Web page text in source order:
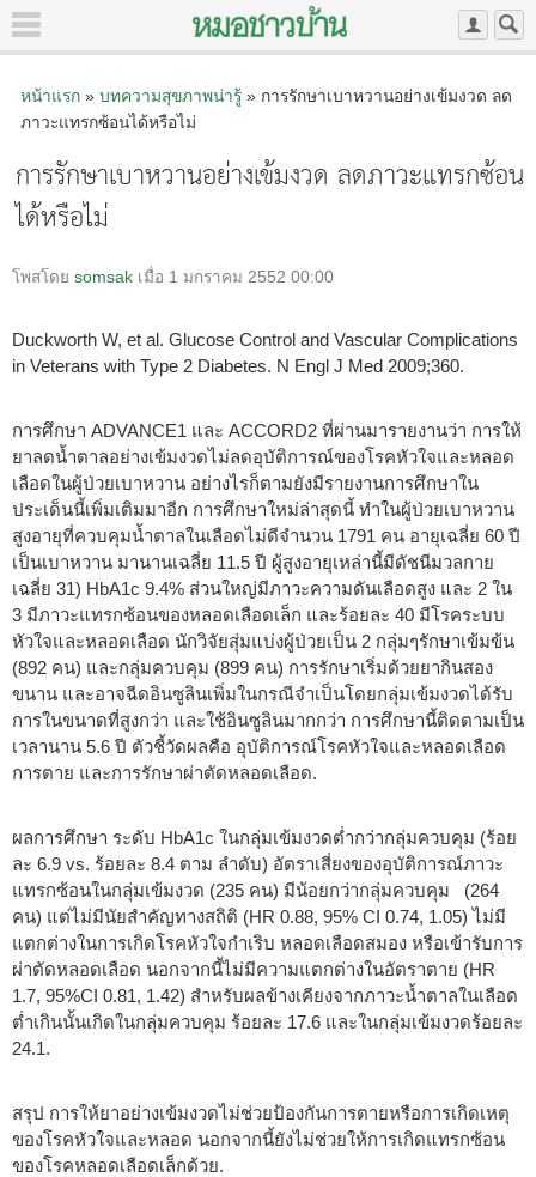
หน้าแรก» บทความสุขภาพน่ารู้» การรักษาเบาหวานอย่างเข้มงวด ลด
ภาวะแทรกซ้อนได้หรือไม่
การรักษาเบาหวานอย่างเข้มงวด ลดภาวะแทรกซ้อน
ได้หรือไม่
โพสโดย somsak เมื่อ 1 มกราคม 2552 00:00
Duckworth W, et al. Glucose Control and Vascular Complications
in Veterans with Type 2 Diabetes. N Engl J Med 2009;360.
การศึกษา ADVANCE1 และ ACCORD2 ที่ผ่านมารายงานว่า การให้
ยาลดน้ำตาลอย่างเข้มงวดไม่ลดอุบัติการณ์ของโรคหัวใจและหลอด
เลือดในผู้ป่วยเบาหวาน อย่างไรก็ตามยังมีรายงานการศึกษาใน
ประเด็นนี้เพิ่มเติมมาอีก การศึกษาใหม่ล่าสุดนี้ ทำในผู้ป่วยเบาหวาน
สูงอายุที่ควบคุมน้ำตาลในเลือดไม่ดีจำนวน 1791 คน อายุเฉลี่ย 60 ปี
เป็นเบาหวาน มานานเฉลี่ย 11.5 ปี ผู้สูงอายุเหล่านี้มีดัชนีมวลกาย
เฉลี่ย 31) HbA1c 9.4% ส่วนใหญ่มีภาวะความดันเลือดสูง และ 2 ใน
3 มีภาวะแทรกซ้อนของหลอดเลือดเล็ก และร้อยละ 40 มีโรคระบบ
หัวใจและหลอดเลือด นักวิจัยสุ่มแบ่งผู้ป่วยเป็น 2 กลุ่มๆรักษาเข้มข้น
(892 คน) และกลุ่มควบคุม (899 คน) การรักษาเริ่มด้วยยากินสอง
ขนาน และอาจฉีดอินซูลินเพิ่มในกรณีจำเป็นโดยกลุ่มเข้มงวดได้รับ
การในขนาดที่สูงกว่า และใช้อินซูลินมากกว่า การศึกษานี้ติดตามเป็น
เวลานาน 5.6 ปี ตัวชี้วัดผลคือ อุบัติการณ์โรคหัวใจและหลอดเลือด
การตาย และการรักษาผ่าตัดหลอดเลือด.
ผลการศึกษา ระดับ HbA1c ในกลุ่มเข้มงวดต่ำกว่ากลุ่มควบคุม (ร้อย
ละ 6.9 vs. ร้อยละ 8.4 ตาม ลำดับ) อัตราเสี่ยงของอุบัติการณ์ภาวะ
แทรกซ้อนในกลุ่มเข้มงวด (235 คน) มีน้อยกว่ากลุ่มควบคุม (264
คน) แต่ไม่มีนัยสำคัญทางสถิติ (HR 0.88, 95% CI 0.74, 1.05) ไม่มี
แตกต่างในการเกิดโรคหัวใจกำเริบ หลอดเลือดสมอง หรือเข้ารับการ
ผ่าตัดหลอดเลือด นอกจากนี้ไม่มีความแตกต่างในอัตราตาย (HR
1.7, 95%CI 0.81, 1.42) สำหรับผลข้างเคียงจากภาวะน้ำตาลในเลือด
ต่ำเกินนั้นเกิดในกลุ่มควบคุม ร้อยละ 17.6 และในกลุ่มเข้มงวดร้อยละ
24.1.
สรุป การให้ยาอย่างเข้มงวดไม่ช่วยป้องกันการตายหรือการเกิดเหตุ
ของโรคหัวใจและหลอด นอกจากนี้ยังไม่ช่วยให้การเกิดแทรกซ้อน
ของโรคหลอดเลือดเล็กด้วย.